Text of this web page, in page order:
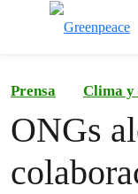
Prensa Clima y
ONGs